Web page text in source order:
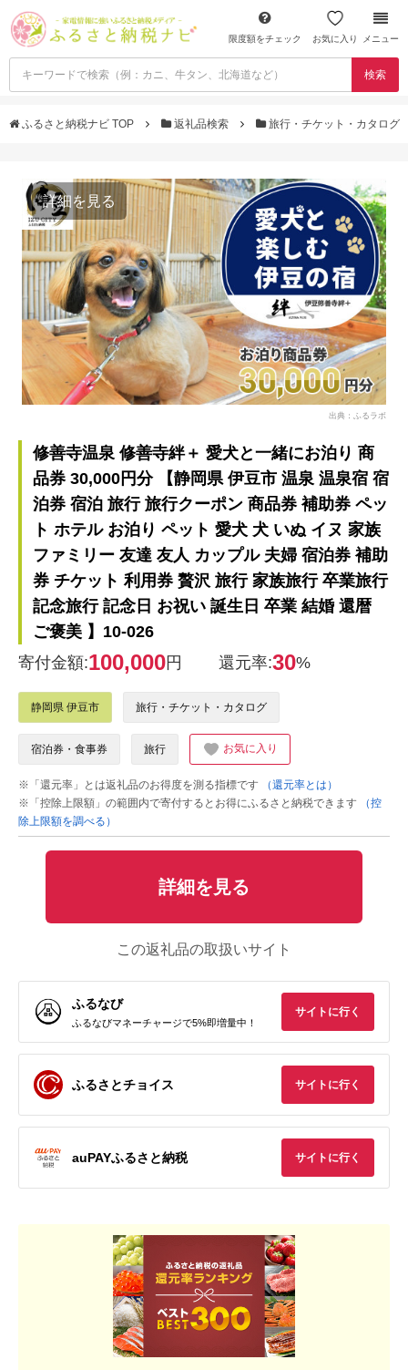
限度額をチェック お気に入り メニュー
検索
ふるさと納税ナビ TOP 返礼品検索 旅行・チケット・カタログ
詳細を見る
出典：ふるラボ
修善寺温泉 修善寺絆＋ 愛犬と一緒にお泊り 商
品券 30,000円分 【静岡県 伊豆市 温泉 温泉宿 宿
泊券 宿泊 旅行 旅行クーポン 商品券 補助券 ペッ
ト ホテル お泊り ペット 愛犬 犬 いぬ イヌ 家族
ファミリー 友達 友人 カップル 夫婦 宿泊券 補助
券 チケット 利用券 贅沢 旅行 家族旅行 卒業旅行
記念旅行 記念日 お祝い 誕生日 卒業 結婚 還暦
ご褒美 】10-026
寄付金額:100,000円 還元率:30%
静岡県 伊豆市 旅行・チケット・カタログ
宿泊券・食事券 旅行 お気に入り
※「還元率」とは返礼品のお得度を測る指標です
（還元率とは）
※「控除上限額」の範囲内で寄付するとお得にふるさと納税できます
（控
除上限額を調べる）
詳細を見る
この返礼品の取扱いサイト
ふるなび
ふるなびマネーチャージで5%即増量中！
サイトに行く
ふるさとチョイス サイトに行く
auPAYふるさと納税 サイトに行く